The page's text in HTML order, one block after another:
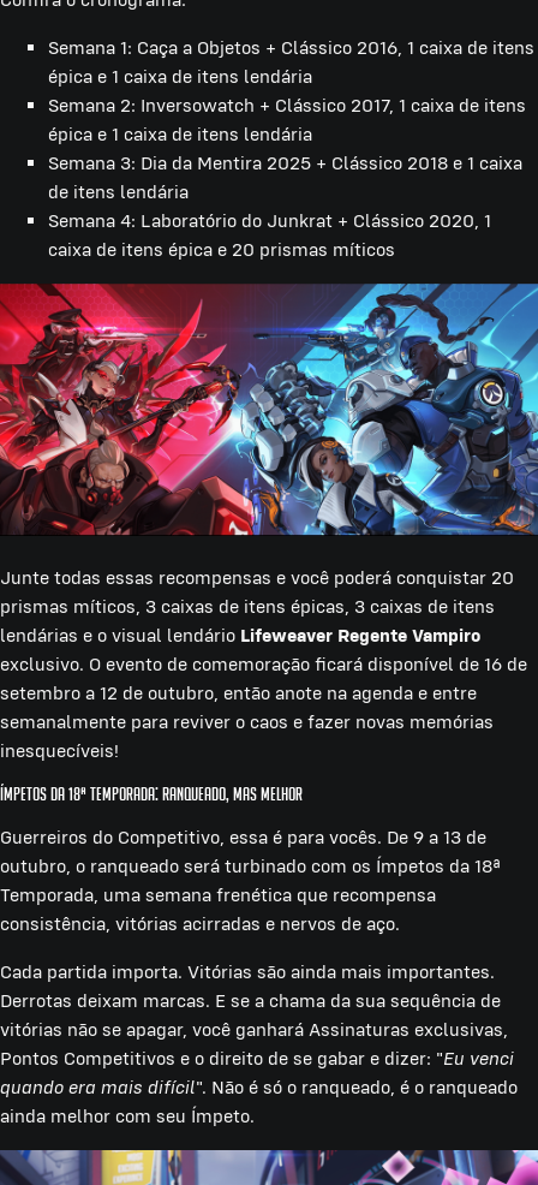
Semana 1: Caça a Objetos + Clássico 2016, 1 caixa de itens
épica e 1 caixa de itens lendária
Semana 2: Inversowatch + Clássico 2017, 1 caixa de itens
épica e 1 caixa de itens lendária
Semana 3: Dia da Mentira 2025 + Clássico 2018 e 1 caixa
de itens lendária
Semana 4: Laboratório do Junkrat + Clássico 2020, 1
caixa de itens épica e 20 prismas míticos
Junte todas essas recompensas e você poderá conquistar 20
prismas míticos, 3 caixas de itens épicas, 3 caixas de itens
lendárias e o visual lendário Lifeweaver Regente Vampiro
exclusivo. O evento de comemoração ficará disponível de 16 de
setembro a 12 de outubro, então anote na agenda e entre
semanalmente para reviver o caos e fazer novas memórias
inesquecíveis!
Ímpetos da 18ª Temporada: Ranqueado, mas melhor
Guerreiros do Competitivo, essa é para vocês. De 9 a 13 de
outubro, o ranqueado será turbinado com os Ímpetos da 18ª
Temporada, uma semana frenética que recompensa
consistência, vitórias acirradas e nervos de aço.
Cada partida importa. Vitórias são ainda mais importantes.
Derrotas deixam marcas. E se a chama da sua sequência de
vitórias não se apagar, você ganhará Assinaturas exclusivas,
Pontos Competitivos e o direito de se gabar e dizer: "Eu venci
quando era mais difícil". Não é só o ranqueado, é o ranqueado
ainda melhor com seu Ímpeto.